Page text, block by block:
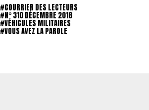
#COURRIER DES LECTEURS
#N° 310 DÉCEMBRE 2018
#VÉHICULES MILITAIRES
#VOUS AVEZ LA PAROLE